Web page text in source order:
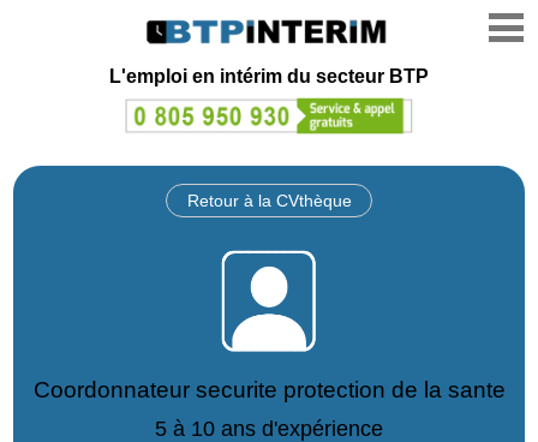
L'emploi en intérim du secteur BTP
Retour à la CVthèque
Coordonnateur securite protection de la sante
5 à 10 ans d'expérience